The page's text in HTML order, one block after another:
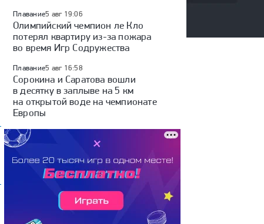
Плавание5 авг 19:06
Олимпийский чемпион ле Кло
потерял квартиру из-за пожара
во время Игр Содружества
Плавание5 авг 16:58
Сорокина и Саратова вошли
в десятку в заплыве на 5 км
на открытой воде на чемпионате
Европы